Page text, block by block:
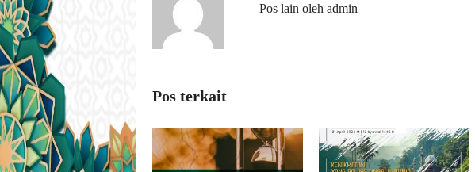
Pos lain oleh admin
Pos terkait